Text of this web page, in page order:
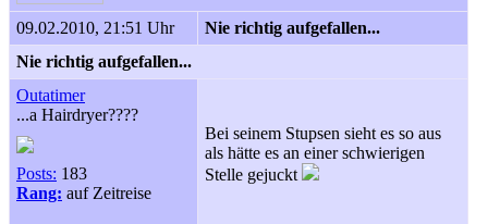
09.02.2010, 21:51 Uhr
Nie richtig aufgefallen...
Nie richtig aufgefallen...
Outatimer
...a Hairdryer????
Posts: 183
Rang: auf Zeitreise
Bei seinem Stupsen sieht es so aus
als hätte es an einer schwierigen
Stelle gejuckt